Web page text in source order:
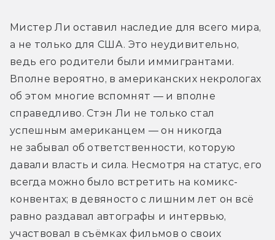
Мистер Ли оставил наследие для всего мира,
а не только для США. Это неудивительно,
ведь его родители были иммигрантами.
Вполне вероятно, в американских некрологах
об этом многие вспомнят — и вполне
справедливо. Стэн Ли не только стал
успешным американцем — он никогда
не забывал об ответственности, которую
давали власть и сила. Несмотря на статус, его
всегда можно было встретить на комикс-
конвентах; в девяносто с лишним лет он всё
равно раздавал автографы и интервью,
участвовал в съёмках фильмов о своих